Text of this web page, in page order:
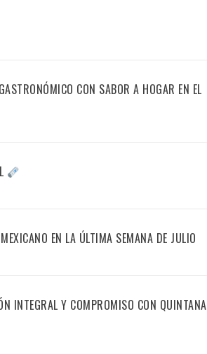
CON SABOR A HOGAR EN EL
EN LA ÚLTIMA SEMANA DE JULIO
INTEGRAL Y COMPROMISO CON QUINTANA